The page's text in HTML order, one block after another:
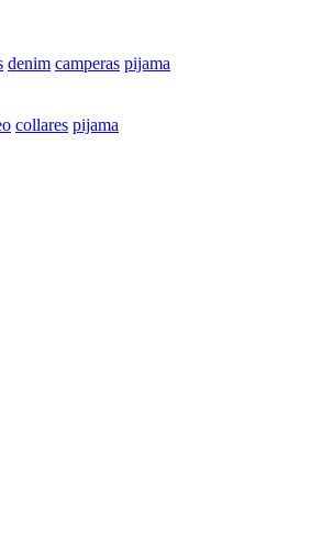
denim camperas pijama
collares pijama